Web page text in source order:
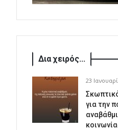
Δια χειρός...
23
για την